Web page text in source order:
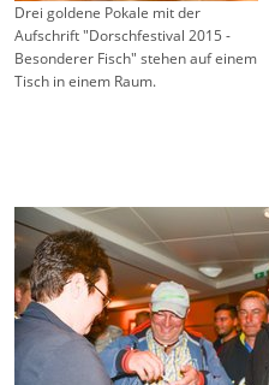
Drei goldene Pokale mit der
Aufschrift "Dorschfestival 2015 -
Besonderer Fisch" stehen auf einem
Tisch in einem Raum.